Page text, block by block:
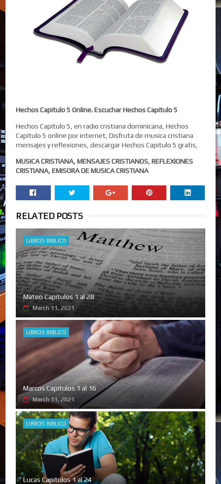
Hechos Capitulo 5 Online. Escuchar Hechos Capitulo 5
Hechos Capitulo 5, en radio cristiana dominicana, Hechos
Capitulo 5 online por internet, Disfruta de musica cristiana
mensajes y reflexiones, descargar Hechos Capitulo 5 gratis,
MUSICA CRISTIANA, MENSAJES CRISTIANOS, REFLEXIONES
CRISTIANA, EMISORA DE MUSICA CRISTIANA
RELATED POSTS
LIBROS BIBLICO
Mateo Capitulos 1 al 28
March 11, 2021
LIBROS BIBLICO
Marcos Capitulos 1 al 16
March 11, 2021
LIBROS BIBLICO
Lucas Capitulos 1 al 24